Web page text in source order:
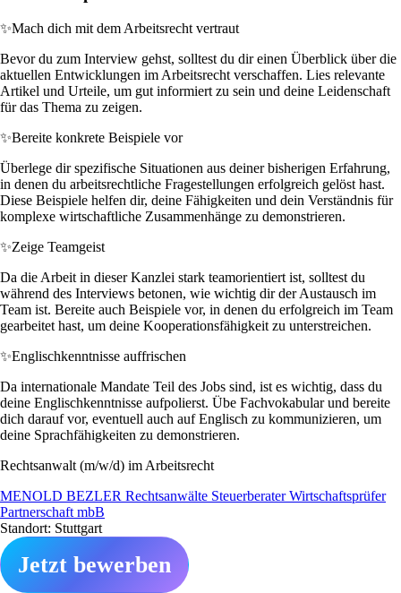
✨Mach dich mit dem Arbeitsrecht vertraut
Bevor du zum Interview gehst, solltest du dir einen Überblick über die
aktuellen Entwicklungen im Arbeitsrecht verschaffen. Lies relevante
Artikel und Urteile, um gut informiert zu sein und deine Leidenschaft
für das Thema zu zeigen.
✨Bereite konkrete Beispiele vor
Überlege dir spezifische Situationen aus deiner bisherigen Erfahrung,
in denen du arbeitsrechtliche Fragestellungen erfolgreich gelöst hast.
Diese Beispiele helfen dir, deine Fähigkeiten und dein Verständnis für
komplexe wirtschaftliche Zusammenhänge zu demonstrieren.
✨Zeige Teamgeist
Da die Arbeit in dieser Kanzlei stark teamorientiert ist, solltest du
während des Interviews betonen, wie wichtig dir der Austausch im
Team ist. Bereite auch Beispiele vor, in denen du erfolgreich im Team
gearbeitet hast, um deine Kooperationsfähigkeit zu unterstreichen.
✨Englischkenntnisse auffrischen
Da internationale Mandate Teil des Jobs sind, ist es wichtig, dass du
deine Englischkenntnisse aufpolierst. Übe Fachvokabular und bereite
dich darauf vor, eventuell auch auf Englisch zu kommunizieren, um
deine Sprachfähigkeiten zu demonstrieren.
Rechtsanwalt (m/w/d) im Arbeitsrecht
MENOLD BEZLER Rechtsanwälte Steuerberater Wirtschaftsprüfer
Partnerschaft mbB
Standort: Stuttgart
Jetzt bewerben